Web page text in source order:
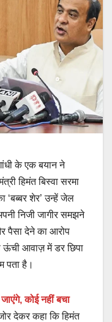
के एक बयान ने
हिमंत बिस्वा सरमा
‘बब्बर शेर’ उन्हें जेल
निजी जागीर समझने
पैसा देने का आरोप
ऊंची आवाज़ में डर छिपा
पता है।
कोई नहीं बचा
देकर कहा कि हिमंत